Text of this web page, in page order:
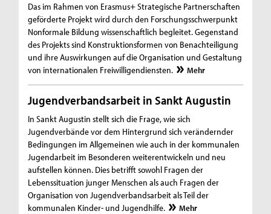
Das im Rahmen von Erasmus+ Strategische Partnerschaften
geförderte Projekt wird durch den Forschungsschwerpunkt
Nonformale Bildung wissenschaftlich begleitet. Gegenstand
des Projekts sind Konstruktionsformen von Benachteiligung
und ihre Auswirkungen auf die Organisation und Gestaltung
von internationalen Freiwilligendiensten.
Mehr
Jugendverbandsarbeit in Sankt Augustin
In Sankt Augustin stellt sich die Frage, wie sich
Jugendverbände vor dem Hintergrund sich verändernder
Bedingungen im Allgemeinen wie auch in der kommunalen
Jugendarbeit im Besonderen weiterentwickeln und neu
aufstellen können. Dies betrifft sowohl Fragen der
Lebenssituation junger Menschen als auch Fragen der
Organisation von Jugendverbandsarbeit als Teil der
kommunalen Kinder- und Jugendhilfe.
Mehr